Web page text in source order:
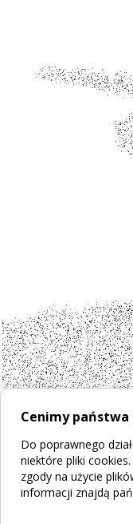
Cenimy
Do poprawnego
niektóre pliki
zgody na użycie
informacji znajdą
Projekt strony